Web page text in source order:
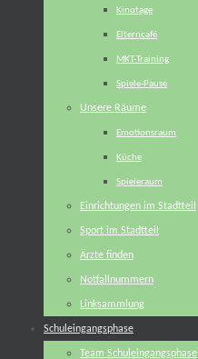
Kinotage
Elterncafé
MKT-Training
Spiele-Pause
Unsere Räume
Emotionsraum
Küche
Spieleraum
Einrichtungen im Stadtteil
Sport im Stadtteil
Ärzte finden
Notfallnummern
Linksammlung
Schuleingangsphase
Team Schuleingangsphase